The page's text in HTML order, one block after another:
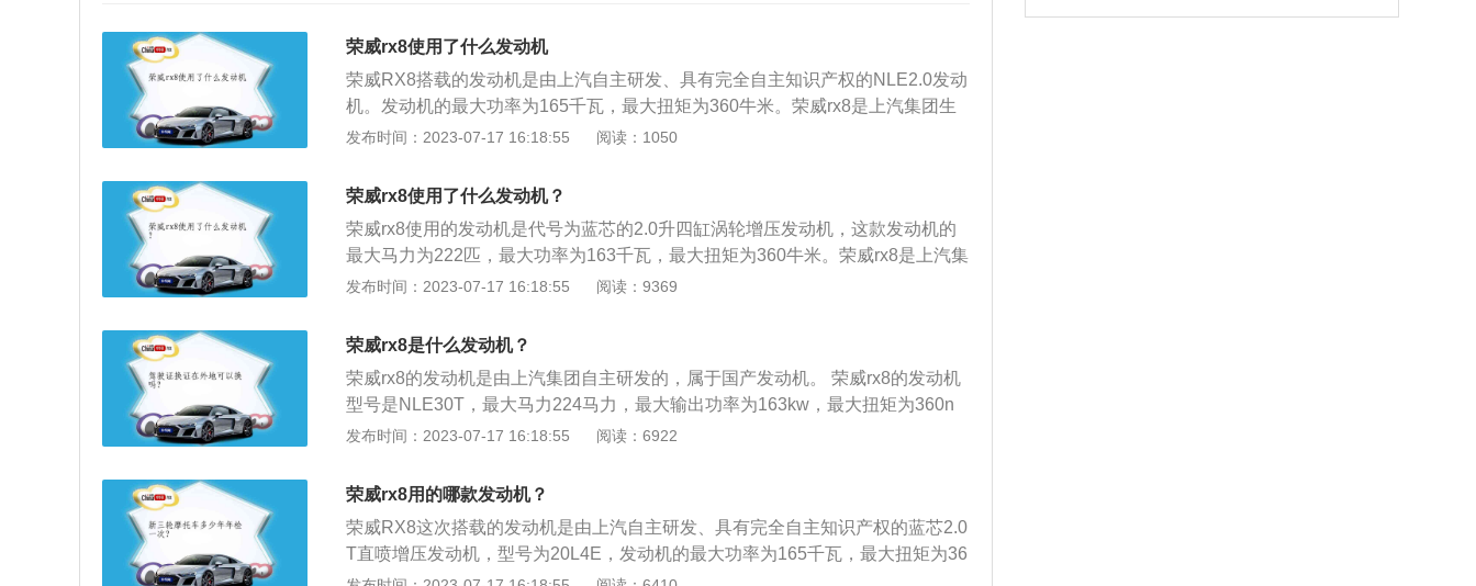
荣威rx8使用了什么发动机
荣威RX8搭载的发动机是由上汽自主研发、具有完全自主知识产权的NLE2.0发动
机。发动机的最大功率为165千瓦，最大扭矩为360牛米。荣威rx8是上汽集团生
产的一款中大型suv，目前在售的荣威rx8为2019款。在车身尺寸方面，荣威rx8
采用6挡手自一体变速箱。在油耗方面，根据工信部综合油耗所示，荣威rx8的综
合油耗为每一百千米耗油九点二升。在悬架方面，荣威rx8的前悬架为双叉臂式独
立悬架，后悬架为五连杆式独立悬架。
发布时间：2023-07-17 16:18:55 阅读：1050
荣威rx8使用了什么发动机？
荣威rx8使用的发动机是代号为蓝芯的2.0升四缸涡轮增压发动机，这款发动机的
最大马力为222匹，最大功率为163千瓦，最大扭矩为360牛米。荣威rx8是上汽集
团生产的一款中大型suv，目前在售的荣威rx8为2019款。在车身尺寸方面，荣威r
系采用6挡手自一体变速箱。在油耗方面，根据工信部综合油耗所示，荣威rx8的
综合油耗为每一百千米耗油九点二升。在悬架方面，荣威rx8的前悬架为双叉臂式
独立悬架，后悬架为五连杆式独立悬架。
发布时间：2023-07-17 16:18:55 阅读：9369
荣威rx8是什么发动机？
荣威rx8的发动机是由上汽集团自主研发的，属于国产发动机。 荣威rx8的发动机
型号是NLE30T，最大马力224马力，最大输出功率为163kw，最大扭矩为360n
m。荣威rx8的发动机日常可使用以下方法进行保养： 使用适当质量等级的润滑
油；柴油发动机则要根据机械负荷选用CB--CD级柴油机油，选用标准以不低于
程中油质都会发生变化。到一定里程之后，性能恶化，会给发动机带来种种问
题。为了避免故障的发生，应结合使用条件定期换油，并使油量适中； 机油从滤
发布时间：2023-07-17 16:18:55 阅读：6922
荣威rx8用的哪款发动机？
荣威RX8这次搭载的发动机是由上汽自主研发、具有完全自主知识产权的蓝芯2.0
T直喷增压发动机，型号为20L4E，发动机的最大功率为165千瓦，最大扭矩为36
0牛米，配备是爱信的6AT变速箱。以下是关于这款发动机的更多介绍：1.这款发
响；<&list>3.稳定器的转向胶套和球头